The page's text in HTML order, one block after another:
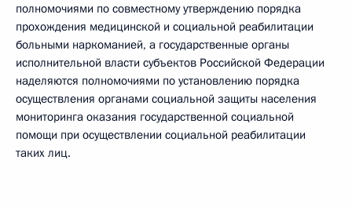
полномочиями по совместному утверждению порядка
прохождения медицинской и социальной реабилитации
больными наркоманией, а государственные органы
исполнительной власти субъектов Российской Федерации
наделяются полномочиями по установлению порядка
осуществления органами социальной защиты населения
мониторинга оказания государственной социальной
помощи при осуществлении социальной реабилитации
таких лиц.